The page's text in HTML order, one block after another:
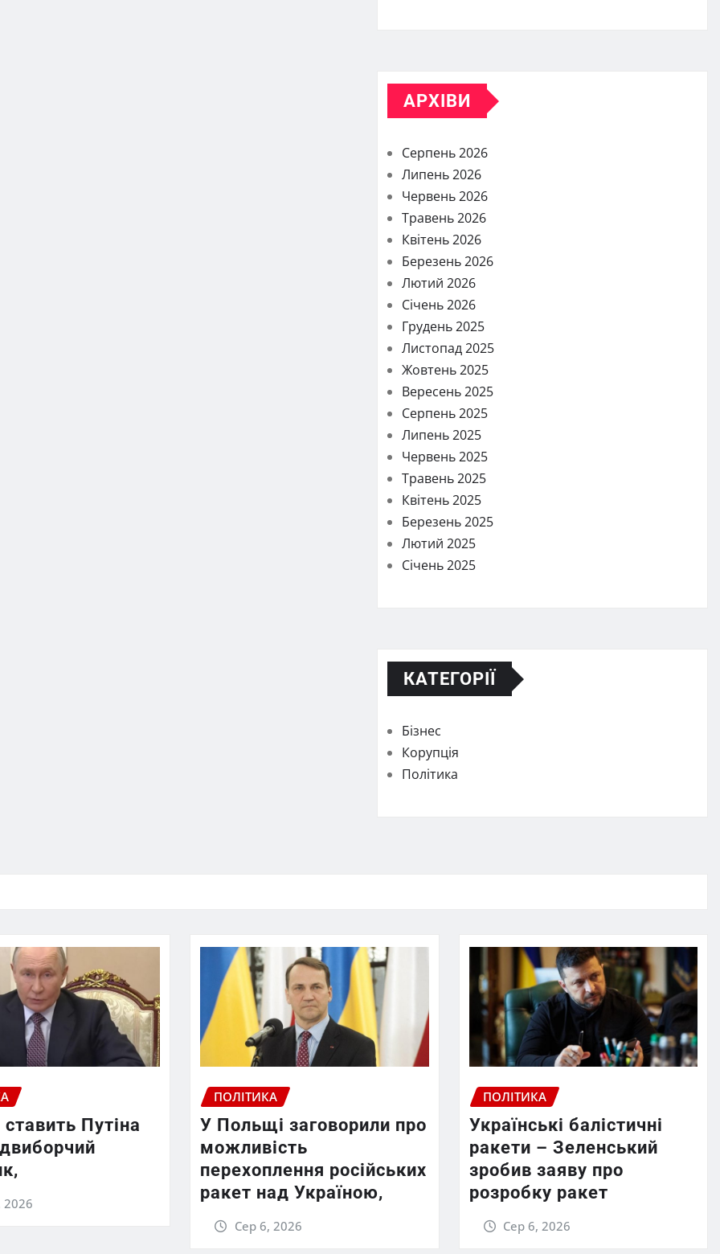
АРХІВИ
Серпень 2026
Липень 2026
Червень 2026
Травень 2026
Квітень 2026
Березень 2026
Лютий 2026
Січень 2026
Грудень 2025
Листопад 2025
Жовтень 2025
Вересень 2025
Серпень 2025
Липень 2025
Червень 2025
Травень 2025
Квітень 2025
Березень 2025
Лютий 2025
Січень 2025
КАТЕГОРІЇ
Бізнес
Корупція
Політика
ставить Путіна
2026
ПОЛІТИКА
У Польщі заговорили про
можливість
перехоплення російських
ракет над Україною,
Сер 6, 2026
ПОЛІТИКА
Українські балістичні
ракети – Зеленський
зробив заяву про
розробку ракет
Сер 6, 2026